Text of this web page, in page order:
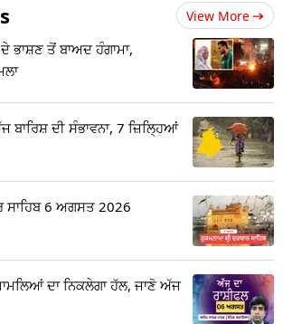
View More
ਭਾਸ਼ਣ ਤੋਂ ਬਾਅਦ ਹੰਗਾਮਾ,
ਦੀ ਸੰਭਾਵਨਾ, 7 ਜ਼ਿਲ੍ਹਿਆਂ
ਸਾਹਿਬ 6 ਅਗਸਤ 2026
ਦਾ ਨਿਕਲੇਗਾ ਹੱਲ, ਜਾਣੋ ਅੱਜ